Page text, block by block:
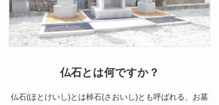
仏石とは何ですか？
仏石(ほとけいし)とは棹石(さおいし)とも呼ばれる、お墓